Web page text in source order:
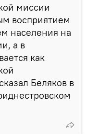
миссии
восприятием
населения на
а в
как
Беляков в